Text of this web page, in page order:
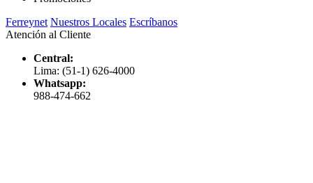
Ferreynet Nuestros Locales Escríbanos
Atención al Cliente
Central:
Lima: (51-1) 626-4000
Whatsapp:
988-474-662